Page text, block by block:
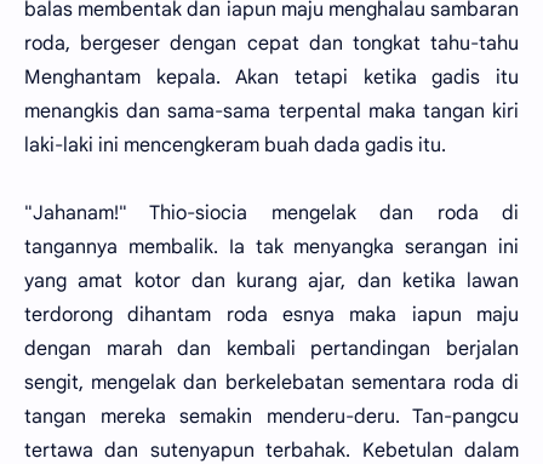
balas membentak dan iapun maju menghalau sambaran
roda, bergeser dengan cepat dan tongkat tahu-tahu
Menghantam kepala. Akan tetapi ketika gadis itu
menangkis dan sama-sama terpental maka tangan kiri
laki-laki ini mencengkeram buah dada gadis itu.
"Jahanam!" Thio-siocia mengelak dan roda di
tangannya membalik. Ia tak menyangka serangan ini
yang amat kotor dan kurang ajar, dan ketika lawan
terdorong dihantam roda esnya maka iapun maju
dengan marah dan kembali pertandingan berjalan
sengit, mengelak dan berkelebatan sementara roda di
tangan mereka semakin menderu-deru. Tan-pangcu
tertawa dan sutenyapun terbahak. Kebetulan dalam